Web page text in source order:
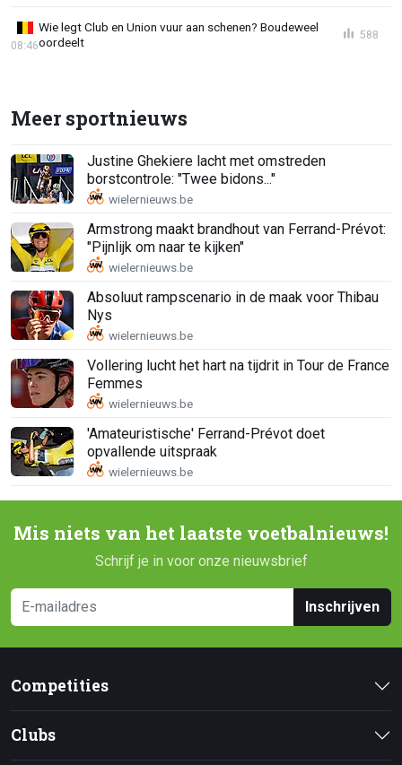
Wie legt Club en Union vuur aan schenen? Boudeweel
oordeelt
08:46
588
Meer sportnieuws
Justine Ghekiere lacht met omstreden
borstcontrole: "Twee bidons..."
Armstrong maakt brandhout van Ferrand-Prévot:
"Pijnlijk om naar te kijken"
Absoluut rampscenario in de maak voor Thibau
Nys
Vollering lucht het hart na tijdrit in Tour de France
Femmes
'Amateuristische' Ferrand-Prévot doet
opvallende uitspraak
Mis niets van het laatste voetbalnieuws!
Schrijf je in voor onze nieuwsbrief
Inschrijven
Competities
Clubs